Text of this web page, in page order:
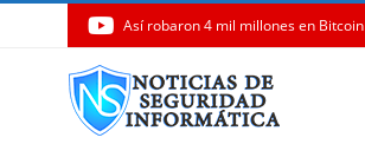
Así robaron 4 mil millones en Bitcoin